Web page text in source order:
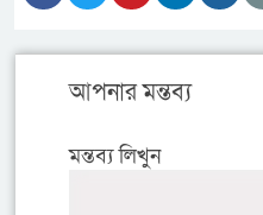
আপনার মন্তব্য
মন্তব্য লিখুন